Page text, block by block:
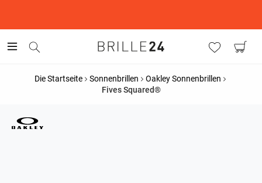
Die Startseite Sonnenbrillen
Oakley Sonnenbrillen
Fives Squared®